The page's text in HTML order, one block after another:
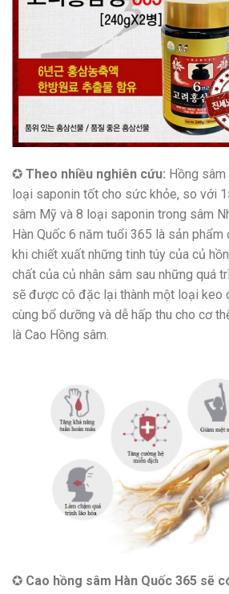
✪ Theo nhiều nghiên cứu: Hồng sâm
loại saponin tốt cho sức khỏe, so với
sâm Mỹ và 8 loại saponin trong sâm
Hàn Quốc 6 năm tuổi 365 là sản
khi chiết xuất những tinh túy của củ
chất của củ nhân sâm sau những quá
sẽ được cô đặc lại thành một loại keo
cùng bổ dưỡng và dễ hấp thu cho cơ
là Cao Hồng sâm.
✪ Cao hồng sâm Hàn Quốc 365 sẽ